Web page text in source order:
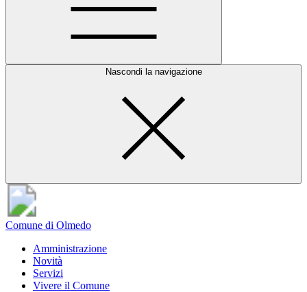
Nascondi la navigazione
Comune di Olmedo
Amministrazione
Novità
Servizi
Vivere il Comune